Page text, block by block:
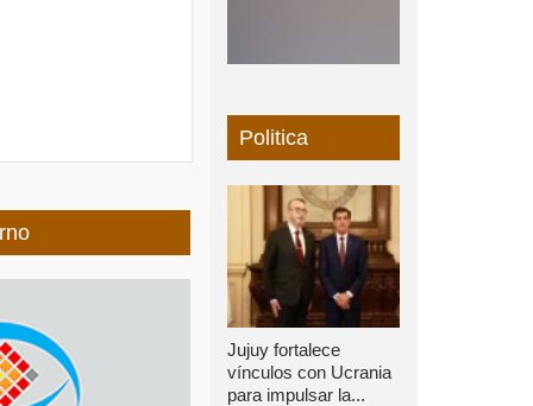
Politica
Jujuy fortalece
vínculos con Ucrania
para impulsar la...